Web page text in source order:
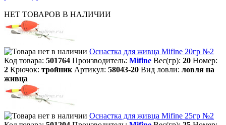
НЕТ ТОВАРОВ В НАЛИЧИИ
Оснастка для живца Mifine 20гр №2
Код товара: 501764 Производитель: Mifine Вес(гр): 20 Номер:
2 Крючок: тройник Артикул: 58043-20 Вид ловли: ловля на
живца
Оснастка для живца Mifine 25гр №2